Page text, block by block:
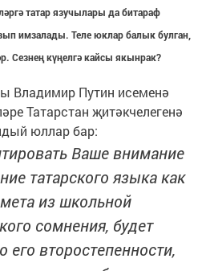
татар язучылары да битараф
имзалады. Теле юклар балык булган,
Сезнең күңелгә кайсы якынрак?
Владимир Путин исеменә
Татарстан җитәкчелегенә
юллар бар:
Ваше внимание
татарского языка как
из школьной
сомнения, будет
его второстепенности,